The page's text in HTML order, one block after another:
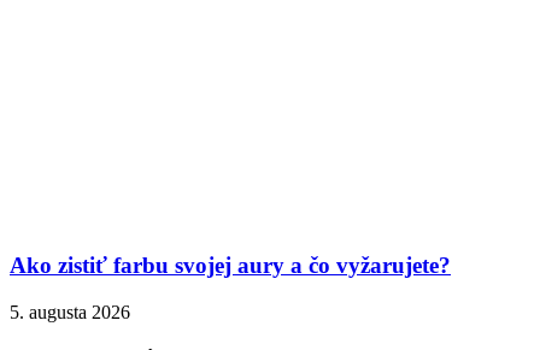
Ako zistiť farbu svojej aury a čo vyžarujete?
5. augusta 2026